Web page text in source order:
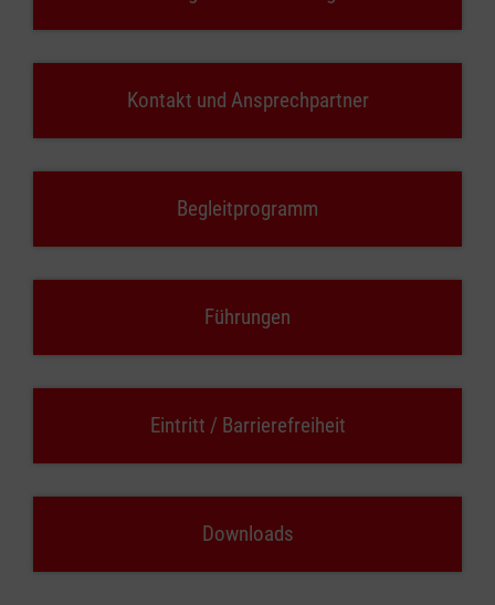
Kontakt und Ansprechpartner
Begleitprogramm
Führungen
Eintritt / Barrierefreiheit
Downloads